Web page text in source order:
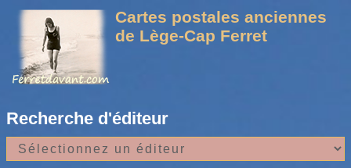
Cartes postales anciennes
de Lège-Cap Ferret
Recherche d'éditeur